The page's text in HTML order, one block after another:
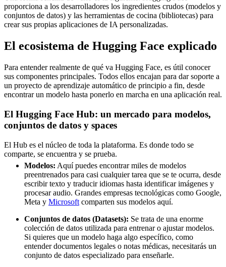
proporciona a los desarrolladores los ingredientes crudos (modelos y
conjuntos de datos) y las herramientas de cocina (bibliotecas) para
crear sus propias aplicaciones de IA personalizadas.
El ecosistema de Hugging Face explicado
Para entender realmente de qué va Hugging Face, es útil conocer
sus componentes principales. Todos ellos encajan para dar soporte a
un proyecto de aprendizaje automático de principio a fin, desde
encontrar un modelo hasta ponerlo en marcha en una aplicación real.
El Hugging Face Hub: un mercado para modelos,
conjuntos de datos y spaces
El Hub es el núcleo de toda la plataforma. Es donde todo se
comparte, se encuentra y se prueba.
Modelos: Aquí puedes encontrar miles de modelos
preentrenados para casi cualquier tarea que se te ocurra, desde
escribir texto y traducir idiomas hasta identificar imágenes y
procesar audio. Grandes empresas tecnológicas como Google,
Meta y Microsoft comparten sus modelos aquí.
Conjuntos de datos (Datasets): Se trata de una enorme
colección de datos utilizada para entrenar o ajustar modelos.
Si quieres que un modelo haga algo específico, como
entender documentos legales o notas médicas, necesitarás un
conjunto de datos especializado para enseñarle.